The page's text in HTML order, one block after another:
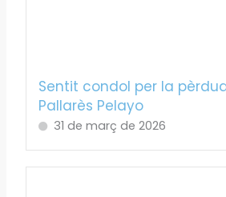
Sentit condol per la
Pallarès Pelayo
31 de març de 2026